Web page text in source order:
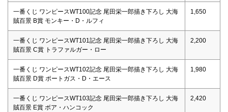
一番くじ ワンピースWT100記念 尾田栄一郎描き下ろし 大海
賊百景 B賞 モンキー・D・ルフィ
1,650
一番くじ ワンピースWT101記念 尾田栄一郎描き下ろし 大海
賊百景 C賞 トラファルガー・ロー
2,200
一番くじ ワンピースWT102記念 尾田栄一郎描き下ろし 大海
賊百景 D賞 ポートガス・D・エース
1,980
一番くじ ワンピースWT103記念 尾田栄一郎描き下ろし 大海
賊百景 E賞 ボア・ハンコック
2,420